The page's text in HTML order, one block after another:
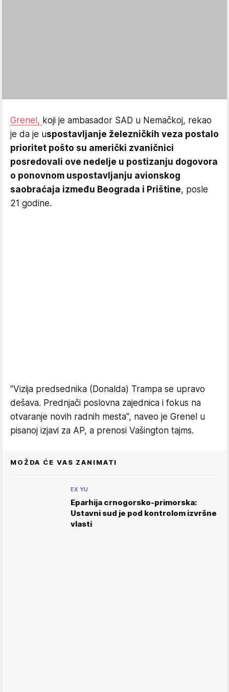
Grenel, koji je ambasador SAD u Nemačkoj, rekao
je da je uspostavljanje železničkih veza postalo
prioritet pošto su američki zvaničnici
posredovali ove nedelje u postizanju dogovora
o ponovnom uspostavljanju avionskog
saobraćaja između Beograda i Prištine, posle
21 godine.
"Vizija predsednika (Donalda) Trampa se upravo
dešava. Prednjači poslovna zajednica i fokus na
otvaranje novih radnih mesta", naveo je Grenel u
pisanoj izjavi za AP, a prenosi Vašington tajms.
MOŽDA ĆE VAS ZANIMATI
EX YU
Eparhija crnogorsko-primorska:
Ustavni sud je pod kontrolom izvršne
vlasti